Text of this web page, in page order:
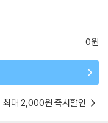
0원
최대 2,000원 즉시할인